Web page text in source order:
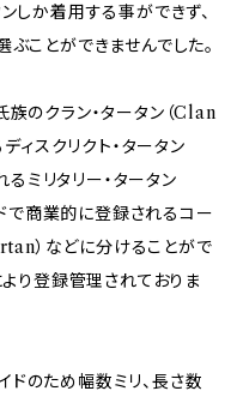
しか着用する事ができず、
ことができませんでした。
のクラン・タータン（Clan
スクリクト・タータン
ミリタリー・タータン
で商業的に登録されるコー
）などに分けることがで
より登録管理されておりま
のため幅数ミリ、長さ数